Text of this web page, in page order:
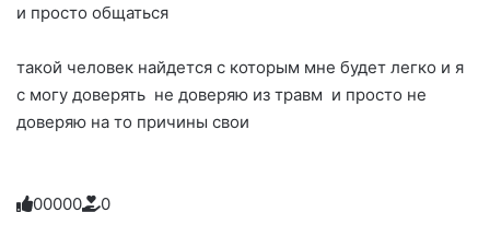
и просто общаться
такой человек найдется с которым мне будет легко и я
с могу доверять не доверяю из травм и просто не
доверяю на то причины свои
Голосуйте
0
Нажмите
0
Нажмите
0
Нажмите
0
Нажмите
0
Нажмите
0